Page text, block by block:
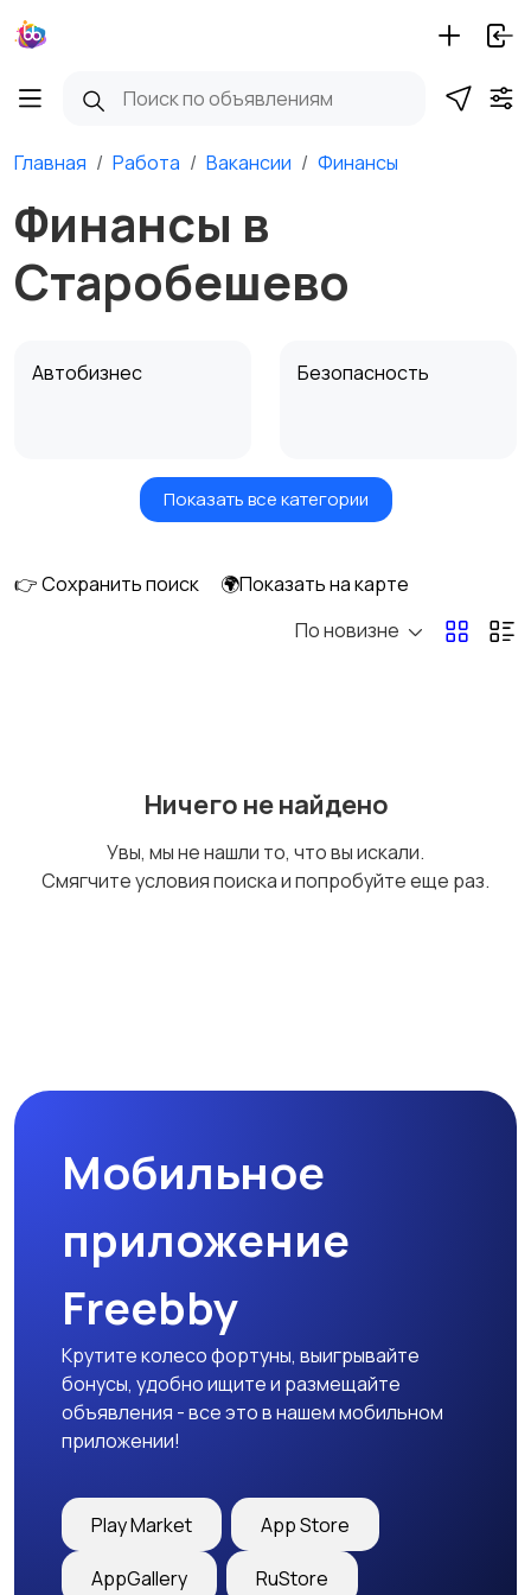
Главная Работа Вакансии Финансы
Финансы в
Старобешево
Автобизнес Безопасность
Бытовые услуги и
Высший менеджмент
Добыча сырья,
Медицина Начало карьеры
Образование и наука
закупки
Показать все категории
👉 Сохранить поиск
🌍Показать на карте
По новизне
Ничего не найдено
Увы, мы не нашли то, что вы искали.
Смягчите условия поиска и попробуйте еще раз.
Мобильное
приложение
Freebby
Крутите колесо фортуны, выигрывайте
бонусы, удобно ищите и размещайте
объявления - все это в нашем мобильном
приложении!
Play Market App Store
AppGallery RuStore